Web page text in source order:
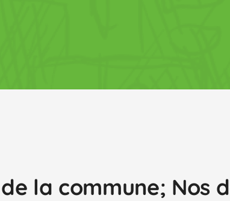
la commune; Nos